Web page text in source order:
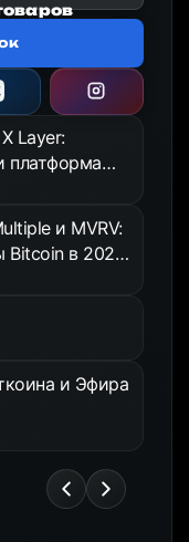
Layer:
платформа
и MVRV:
Bitcoin в 2026
и Эфира